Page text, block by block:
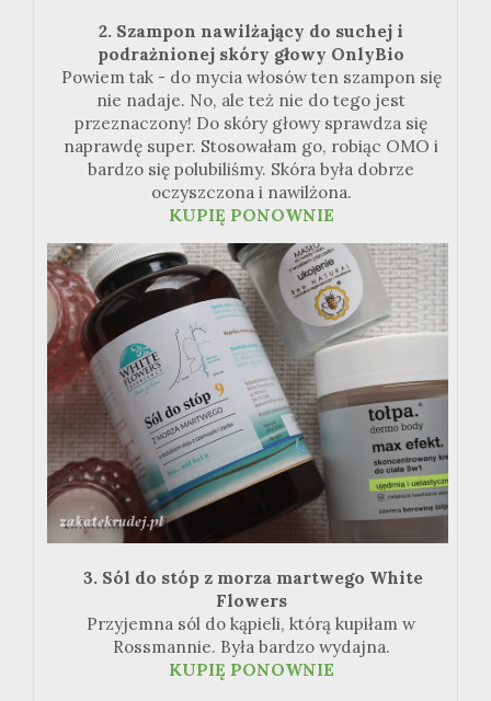
2. Szampon nawilżający do suchej i
podrażnionej skóry głowy OnlyBio
Powiem tak - domycia włosów ten szampon się
nie nadaje. No, ale też nie do tego jest
przeznaczony! Do skóry głowy sprawdza się
naprawdę super. Stosowałam go, robiąc OMO i
bardzo się polubiliśmy. Skóra była dobrze
oczyszczona i nawilżona.
KUPIĘ PONOWNIE
3. Sól do stóp z morza martwego White
Flowers
Przyjemna sól do kąpieli, którą kupiłam w
Rossmannie. Była bardzo wydajna.
KUPIĘ PONOWNIE